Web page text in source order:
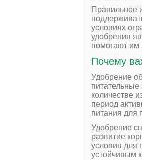
Правильное
условиях
удобрения
помогают им
Почему
Удобрение
питательные
количестве
период
питания для
Удобрение
развитие
условия для
устойчивым